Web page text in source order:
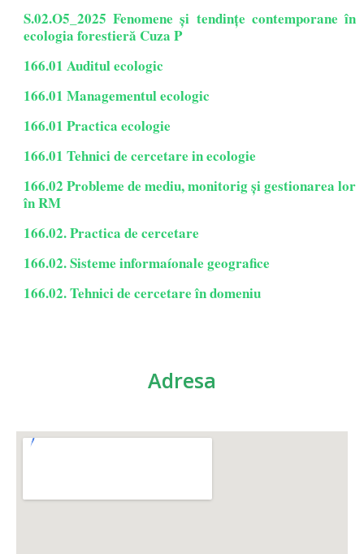
S.02.O5_2025 Fenomene și tendințe contemporane în
ecologia forestieră Cuza P
166.01 Auditul ecologic
166.01 Managementul ecologic
166.01 Practica ecologie
166.01 Tehnici de cercetare in ecologie
166.02 Probleme de mediu, monitorig și gestionarea lor
în RM
166.02. Practica de cercetare
166.02. Sisteme informaíonale geografice
166.02. Tehnici de cercetare în domeniu
Adresa